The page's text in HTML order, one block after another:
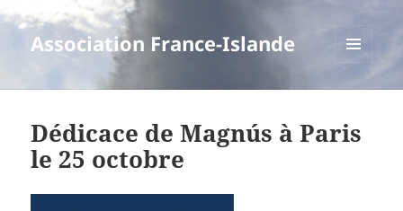
Association France-Islande
Dédicace de Magnús à Paris
le 25 octobre